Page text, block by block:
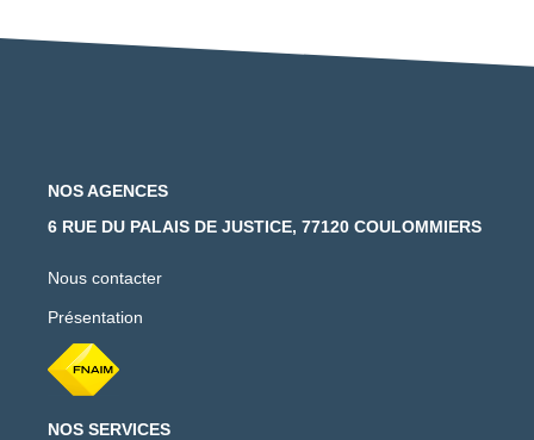
NOS AGENCES
6 RUE DU PALAIS DE JUSTICE, 77120 COULOMMIERS
Nous contacter
Présentation
NOS SERVICES